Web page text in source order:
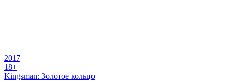
2017
18+
Kingsman: Золотое кольцо